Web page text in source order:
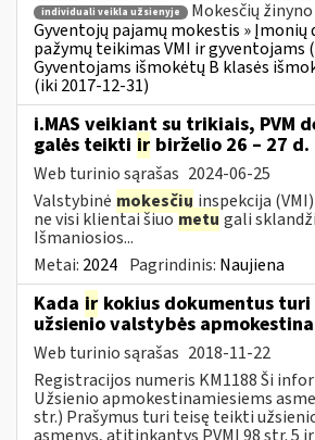
individuali veikla užsienyje
Mokesčių
Gyventojų pajamų mokestis » Įmonių
pažymų teikimas VMI ir gyventojams
Gyventojams išmokėtų B klasės
(iki 2017-12-31)
i.MAS veikiant su trikiais, PVM
galės teikti ir birželio 26 – 27 d.
Web turinio sąrašas 2024-06-25
Valstybinė mokesčių inspekcija
ne visi klientai šiuometu gali
Išmaniosios...
Metai: 2024 Pagrindinis: Naujiena
Kada ir kokius dokumentus
užsienio valstybės
Web turinio sąrašas 2018-11-22
Registracijos numeris KM1188 Ši
Užsienio apmokestinamiesiems
str.) Prašymus turi teisę teikti
asmenys, atitinkantys PVMĮ 98 str. 5 ir